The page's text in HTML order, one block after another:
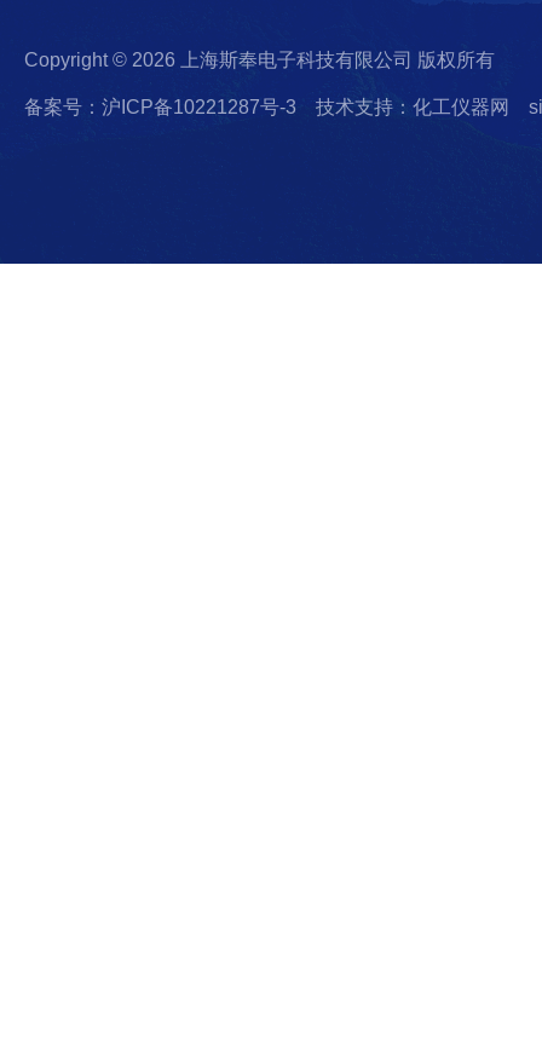
Copyright © 2026 上海斯奉电子科技有限公司 版权所有
备案号：沪ICP备10221287号-3 技术支持：化工仪器网